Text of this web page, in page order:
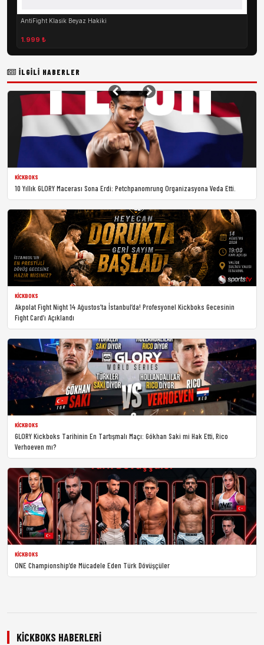
AntiFight Klasik Beyaz Hakiki
1.999 ₺
İLGILI HABERLER
KICKBOKS
10 Yıllık GLORY Macerası Sona Erdi: Petchpanomrung Organizasyona Veda Etti.
KICKBOKS
Akpolat Fight Night 14 Ağustos’ta İstanbul’da! Profesyonel Kickboks Gecesinin
Fight Card’ı Açıklandı
KICKBOKS
GLORY Kickboks Tarihinin En Tartışmalı Maçı: Gökhan Saki mi Hak Etti, Rico
Verhoeven mı?
KICKBOKS
ONE Championship’de Mücadele Eden Türk Dövüşçüler
KICKBOKS HABERLERI